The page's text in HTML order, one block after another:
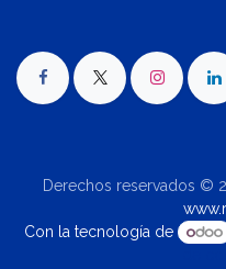
Derechos reservados ©
Con la tecnología de